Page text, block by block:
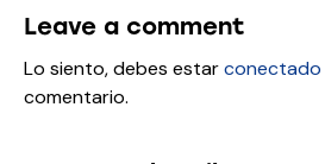
Leave a comment
Lo siento, debes estarconectado
comentario.